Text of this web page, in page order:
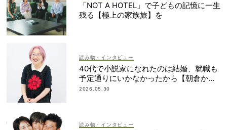
「NOT A HOTEL」で子どもの記憶に一生
残る【極上の家族旅】を
読み物・インタビュー
40代で小説家になれたのは結婚、就職も
予定通りにいかなかったから【朝倉かす
みさん】
2026.05.30
読み物・インタビュー